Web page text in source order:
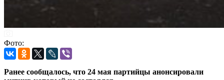
Фото:
Ранее сообщалось, что 24 мая партийцы анонсировали